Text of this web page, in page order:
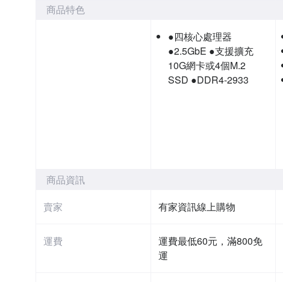
商品特色
●四核心處理器
●2.5GbE ●支援擴充
10G網卡或4個M.2
SSD ●DDR4-2933
商品資訊
賣家
有家資訊線上購物
運費
運費最低60元，滿800免
運